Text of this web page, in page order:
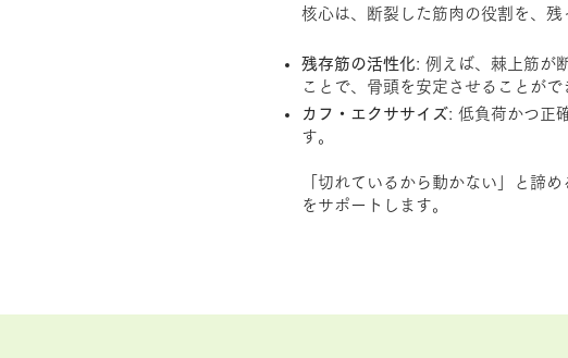
核心は、断裂した筋肉の役割を、残
残存筋の活性化: 例えば、棘上筋が
ことで、骨頭を安定させることがで
カフ・エクササイズ: 低負荷かつ正
す。
「切れているから動かない」と諦
をサポートします。